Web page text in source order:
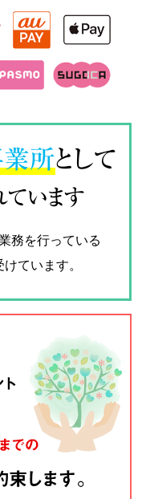
所として
ています
務を行っている
ています。